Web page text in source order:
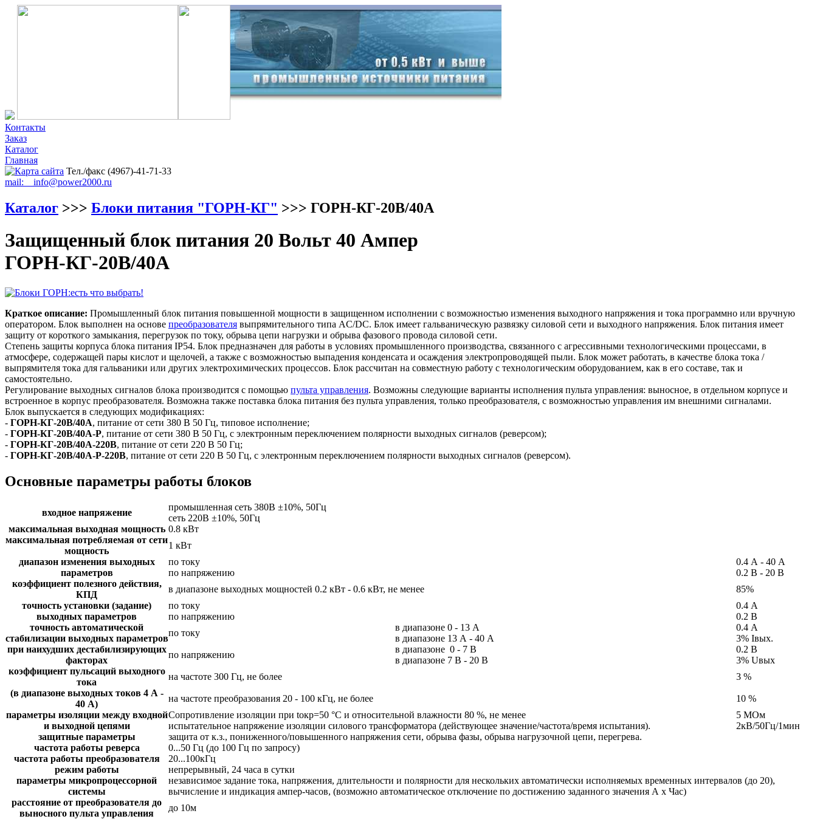
Контакты
Заказ
Каталог
Главная
Тел./факс (4967)-41-71-33
mail: info@power2000.ru
Каталог >>> Блоки питания "ГОРН-КГ" >>> ГОРН-КГ-20В/40А
Защищенный блок питания 20 Вольт 40 Ампер
ГОРН-КГ-20В/40А
Краткое описание: Промышленный блок питания повышенной мощности в защищенном исполнении с возможностью изменения выходного напряжения и тока программно или вручную
оператором. Блок выполнен на основе преобразователя выпрямительного типа AC/DC. Блок имеет гальваническую развязку силовой сети и выходного напряжения. Блок питания имеет
защиту от короткого замыкания, перегрузок по току, обрыва цепи нагрузки и обрыва фазового провода силовой сети.
Степень защиты корпуса блока питания IP54. Блок предназначен для работы в условиях промышленного производства, связанного с агрессивными технологическими процессами, в
атмосфере, содержащей пары кислот и щелочей, а также с возможностью выпадения конденсата и осаждения электропроводящей пыли. Блок может работать, в качестве блока тока /
выпрямителя тока для гальваники или других электрохимических процессов. Блок рассчитан на совместную работу с технологическим оборудованием, как в его составе, так и
самостоятельно.
Регулирование выходных сигналов блока производится с помощью пульта управления. Возможны следующие варианты исполнения пульта управления: выносное, в отдельном корпусе и
встроенное в корпус преобразователя. Возможна также поставка блока питания без пульта управления, только преобразователя, с возможностью управления им внешними сигналами.
Блок выпускается в следующих модификациях:
- ГОРН-КГ-20В/40А, питание от сети 380 В 50 Гц, типовое исполнение;
- ГОРН-КГ-20В/40А-Р, питание от сети 380 В 50 Гц, с электронным переключением полярности выходных сигналов (реверсом);
- ГОРН-КГ-20В/40А-220В, питание от сети 220 В 50 Гц;
- ГОРН-КГ-20В/40А-Р-220В, питание от сети 220 В 50 Гц, с электронным переключением полярности выходных сигналов (реверсом).
Основные параметры работы блоков
входное напряжение
промышленная сеть 380В ±10%, 50Гц
сеть 220В ±10%, 50Гц
максимальная выходная мощность 0.8 кВт
максимальная потребляемая от сети
мощность
1 кВт
диапазон изменения выходных
параметров
по току
0.4 А - 40 А
по напряжению
0.2 В - 20 В
коэффициент полезного действия,
КПД
в диапазоне выходных мощностей 0.2 кВт - 0.6 кВт, не менее
85%
точность установки (задание)
выходных параметров
по току
0.4 А
по напряжению
0.2 В
точность автоматической
стабилизации выходных параметров
при наихудших дестабилизирующих
факторах
по току
в диапазоне 0 - 13 А
0.4 А
в диапазоне 13 А - 40 А
3% Iвых.
по напряжению
в диапазоне 0 - 7 В
0.2 В
в диапазоне 7 В - 20 В
3% Uвых
коэффициент пульсаций выходного
тока
(в диапазоне выходных токов 4 А -
40 А)
на частоте 300 Гц, не более 3 %
на частоте преобразования 20 - 100 кГц, не более
10 %
параметры изоляции между входной
и выходной цепями
Сопротивление изоляции при tокр=50 °С и относительной влажности 80 %, не менее
5 МОм
испытательное напряжение изоляции силового трансформатора (действующее значение/частота/время испытания).
2кВ/50Гц/1мин
защитные параметры
защита от к.з., пониженного/повышенного напряжения сети, обрыва фазы, обрыва нагрузочной цепи, перегрева.
частота работы реверса
0...50 Гц (до 100 Гц по запросу)
частота работы преобразователя
20...100кГц
режим работы
непрерывный, 24 часа в сутки
параметры микропроцессорной
системы
независимое задание тока, напряжения, длительности и полярности для нескольких автоматически исполняемых временных интервалов (до 20),
вычисление и индикация ампер-часов, (возможно автоматическое отключение по достижению заданного значения А х Час)
расстояние от преобразователя до
выносного пульта управления
до 10м